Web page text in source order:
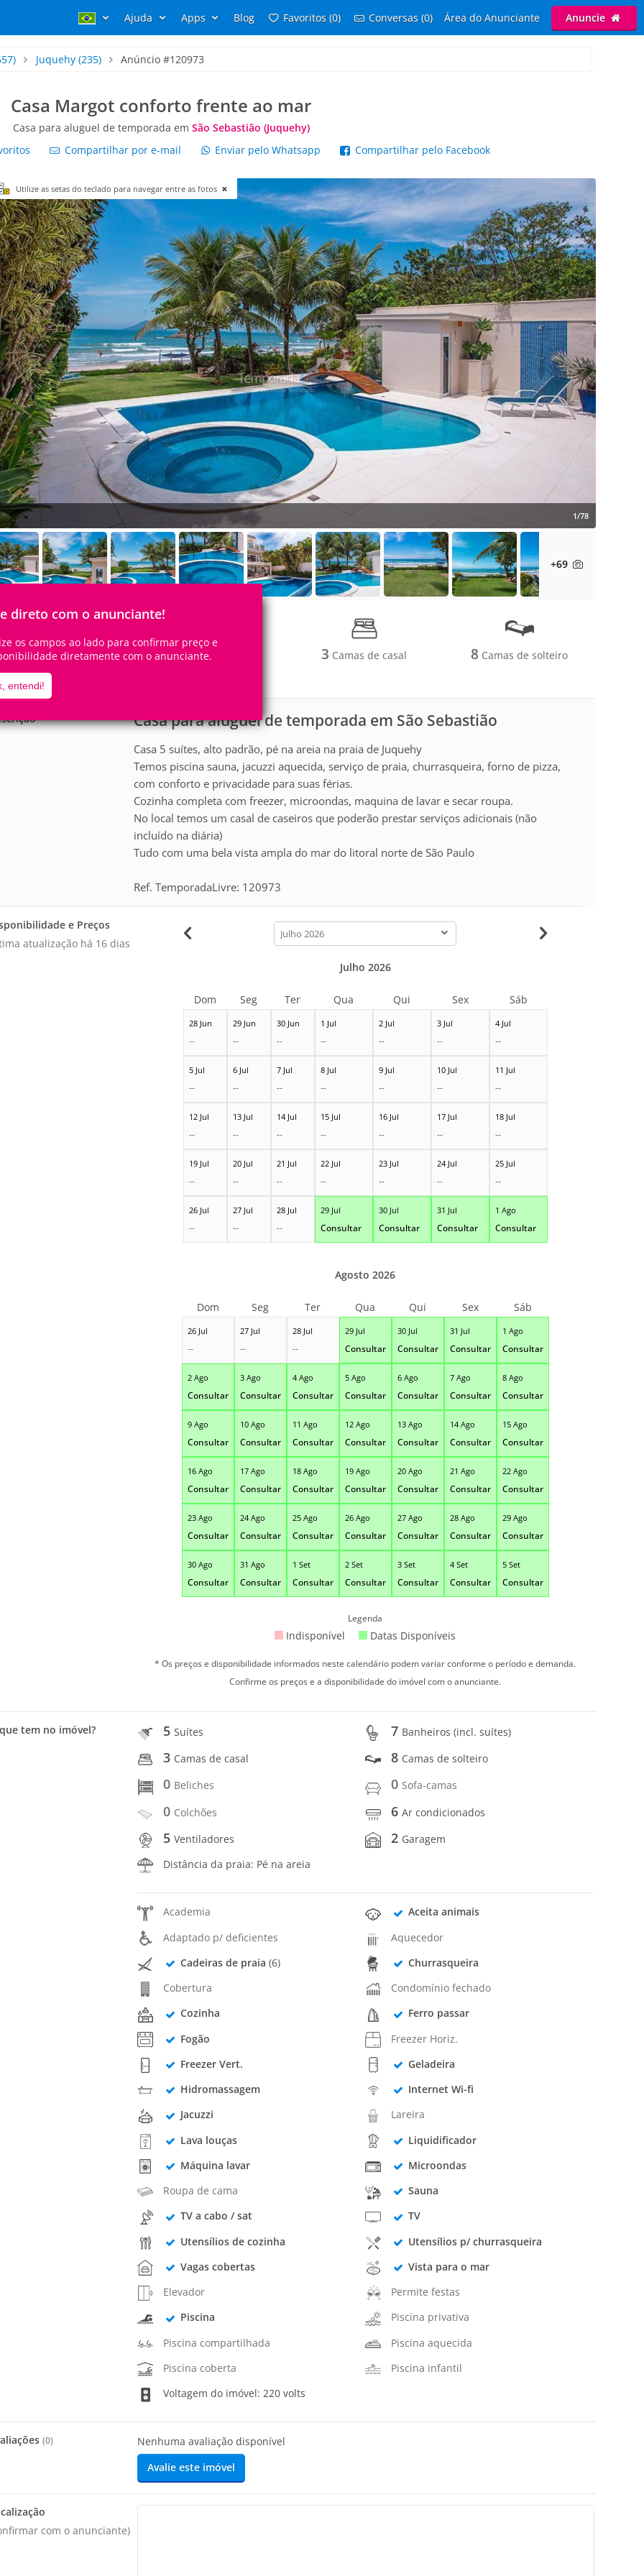
Ajuda Apps Blog Favoritos (0) Conversas (0) Área do Anunciante Anuncie
Juquehy(235) Anúncio #120973
Casa Margot conforto frente ao mar
Casa para aluguel de temporada em São Sebastião (Juquehy)
Compartilhar por e-mail Enviar pelo Whatsapp Compartilhar pelo Facebook
direto com o anunciante!
os campos ao lado para confirmar preço e
diretamente com o anunciante.
entendi!
Utilize as setas do teclado para navegar entre as fotos
1/78
+69
14Pessoas 5Quartos 3 Camas de casal 8 Camas de solteiro
Casa para aluguel de temporada em São Sebastião
Casa 5 suítes, alto padrão, pé na areia na praia de Juquehy
Temos piscina sauna, jacuzzi aquecida, serviço de praia, churrasqueira, forno de pizza,
com conforto e privacidade para suas férias.
Cozinha completa com freezer, microondas, maquina de lavar e secar roupa.
No local temos um casal de caseiros que poderão prestar serviços adicionais (não
incluído na diária)
Tudo com uma bela vista ampla do mar do litoral norte de São Paulo
Ref. TemporadaLivre: 120973
e Preços
atualização há 16 dias
calendar-
month
28 Jun
--
29 Jun
--
30 Jun
--
1 Jul
--
2 Jul
--
3 Jul
--
4 Jul
--
5 Jul
--
6 Jul
--
7 Jul
--
8 Jul
--
9 Jul
--
10 Jul
--
11 Jul
--
12 Jul
--
13 Jul
--
14 Jul
--
15 Jul
--
16 Jul
--
17 Jul
--
18 Jul
--
19 Jul
--
20 Jul
--
21 Jul
--
22 Jul
--
23 Jul
--
24 Jul
--
25 Jul
--
26 Jul
--
27 Jul
--
28 Jul
--
29 Jul
Consultar
30 Jul
Consultar
31 Jul
Consultar
1 Ago
Consultar
Julho 2026
Dom Seg Ter Qua Qui Sex Sáb
26 Jul
--
27 Jul
--
28 Jul
--
29 Jul
Consultar
30 Jul
Consultar
31 Jul
Consultar
1 Ago
Consultar
2 Ago
Consultar
3 Ago
Consultar
4 Ago
Consultar
5 Ago
Consultar
6 Ago
Consultar
7 Ago
Consultar
8 Ago
Consultar
9 Ago
Consultar
10 Ago
Consultar
11 Ago
Consultar
12 Ago
Consultar
13 Ago
Consultar
14 Ago
Consultar
15 Ago
Consultar
16 Ago
Consultar
17 Ago
Consultar
18 Ago
Consultar
19 Ago
Consultar
20 Ago
Consultar
21 Ago
Consultar
22 Ago
Consultar
23 Ago
Consultar
24 Ago
Consultar
25 Ago
Consultar
26 Ago
Consultar
27 Ago
Consultar
28 Ago
Consultar
29 Ago
Consultar
30 Ago
Consultar
31 Ago
Consultar
1 Set
Consultar
2 Set
Consultar
3 Set
Consultar
4 Set
Consultar
5 Set
Consultar
Agosto 2026
Dom Seg Ter Qua Qui Sex Sáb
Legenda
Indisponível Datas Disponíveis
* Os preços e disponibilidade informados neste calendário podem variar conforme o período e demanda.
Confirme os preços e a disponibilidade do imóvel com o anunciante.
tem no imóvel? 5Suítes 7 Banheiros (incl. suítes)
3 Camas de casal 8 Camas de solteiro
0 Beliches 0 Sofa-camas
0 Colchões 6Ar condicionados
5Ventiladores 2 Garagem
Distância da praia: Pé na areia
Academia
Aceita animais
Adaptado p/ deficientes
Aquecedor
Cadeiras de praia (6)
Churrasqueira
Cobertura
Condomínio fechado
Cozinha
Ferro passar
Fogão
Freezer Horiz.
Freezer Vert.
Geladeira
Hidromassagem
Internet Wi-fi
Jacuzzi
Lareira
Lava louças
Liquidificador
Máquina lavar
Microondas
Roupa de cama
Sauna
TV a cabo / sat
TV
Utensílios de cozinha
Utensílios p/ churrasqueira
Vagas cobertas
Vista para o mar
Elevador
Permite festas
Piscina
Piscina privativa
Piscina compartilhada
Piscina aquecida
Piscina coberta
Piscina infantil
Voltagem do imóvel: 220 volts
(0)
Nenhuma avaliação disponível
Avalie este imóvel
com o anunciante)